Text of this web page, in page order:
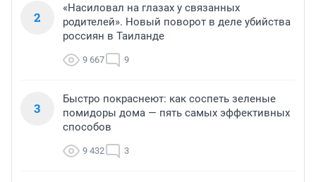
2
«Насиловал на глазах у связанных
родителей». Новый поворот в деле убийства
россиян в Таиланде
9 667 9
3
Быстро покраснеют: как соспеть зеленые
помидоры дома — пять самых эффективных
способов
9 432 3